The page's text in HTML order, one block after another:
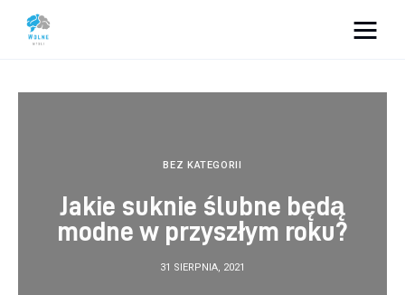
Dom i ogród
BEZ KATEGORII
Jakie suknie ślubne będą
modne w przyszłym roku?
31 SIERPNIA, 2021